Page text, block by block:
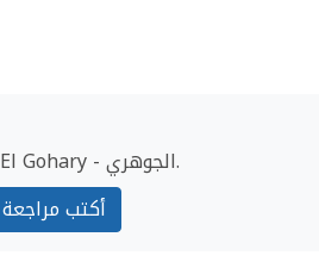
ابدأ مراجعة El Gohary - الجوهري.
أكتب مراجعة